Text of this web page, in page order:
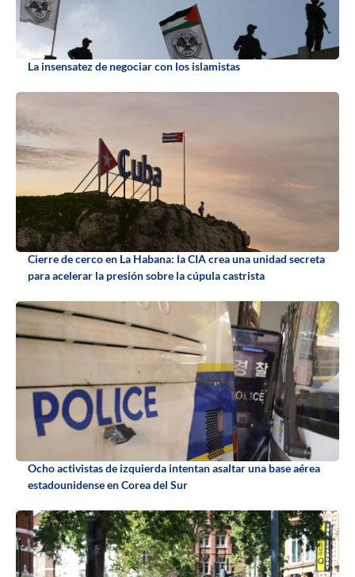
La insensatez de negociar con los islamistas
Cierre de cerco en La Habana: la CIA crea una unidad secreta
para acelerar la presión sobre la cúpula castrista
Ocho activistas de izquierda intentan asaltar una base aérea
estadounidense en Corea del Sur